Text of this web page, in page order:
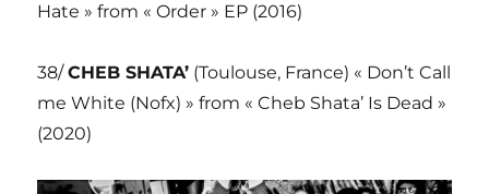
Hate » from « Order » EP (2016)
38/CHEB SHATA’ (Toulouse, France) « Don’t Call
me White (Nofx) » from « Cheb Shata’ Is Dead »
(2020)